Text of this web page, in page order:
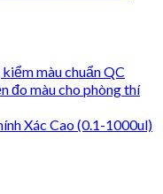
màu chuẩn QC
đo màu cho phòng thí
Xác Cao (0.1-1000ul)